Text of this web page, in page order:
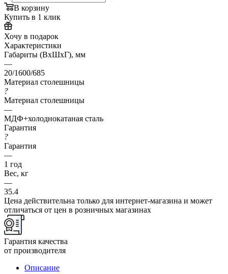
В корзину
Купить в 1 клик
Хочу в подарок
Характеристики
Габариты (ВхШхГ), мм
—
20/1600/685
Материал столешницы
?
Материал столешницы
—
МДФ+холоднокатаная сталь
Гарантия
?
Гарантия
—
1 год
Вес, кг
—
35.4
Цена действительна только для интернет-магазина и может
отличаться от цен в розничных магазинах
Гарантия качества
от производителя
Описание